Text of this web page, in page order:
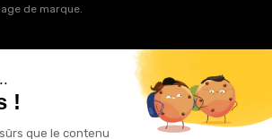
de marque.
en accord avec vos valeurs ? Ca
nombre de produits présents sur Good Act
Notre sélection RSEvous
goodies parfait pour votre campagne de